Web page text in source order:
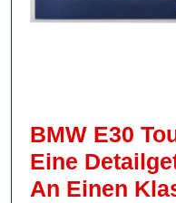
BMW E30
Eine
An Einen